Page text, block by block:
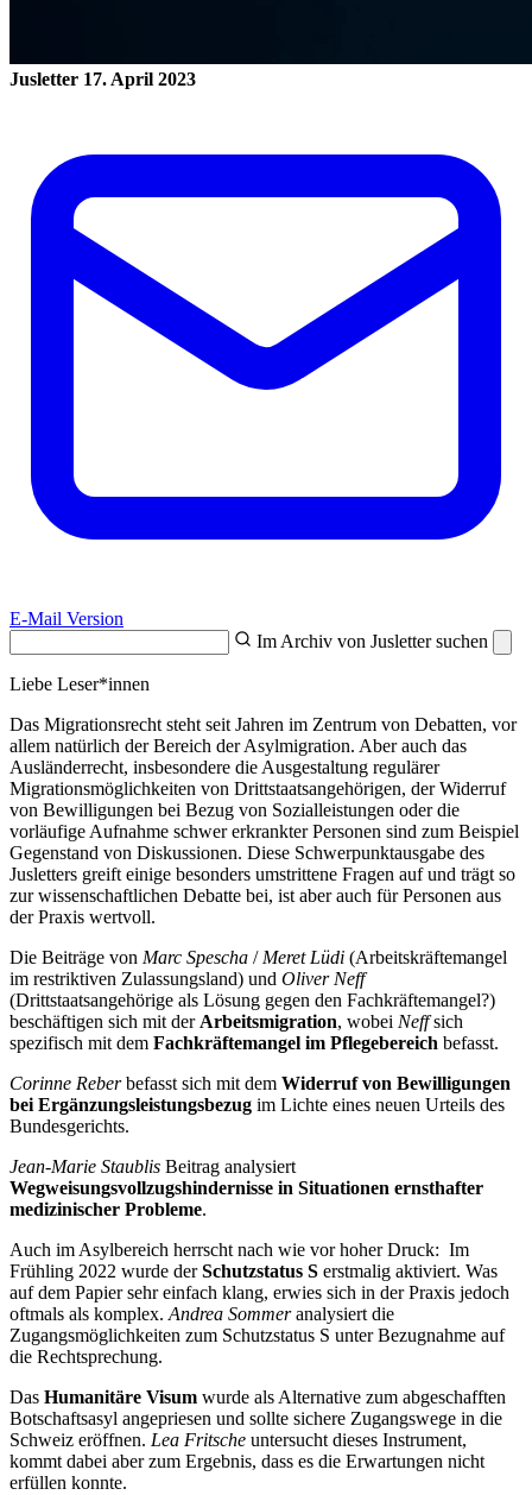
Jusletter 17. April 2023
E-Mail Version
Im Archiv von Jusletter suchen
Liebe Leser*innen
Das Migrationsrecht steht seit Jahren im Zentrum von Debatten, vor
allem natürlich der Bereich der Asylmigration. Aber auch das
Ausländerrecht, insbesondere die Ausgestaltung regulärer
Migrationsmöglichkeiten von Drittstaatsangehörigen, der Widerruf
von Bewilligungen bei Bezug von Sozialleistungen oder die
vorläufige Aufnahme schwer erkrankter Personen sind zum Beispiel
Gegenstand von Diskussionen. Diese Schwerpunktausgabe des
Jusletters greift einige besonders umstrittene Fragen auf und trägt so
zur wissenschaftlichen Debatte bei, ist aber auch für Personen aus
der Praxis wertvoll.
Die Beiträge von Marc Spescha / Meret Lüdi (Arbeitskräftemangel
im restriktiven Zulassungsland) und Oliver Neff
(Drittstaatsangehörige als Lösung gegen den Fachkräftemangel?)
beschäftigen sich mit der Arbeitsmigration, wobei Neffsich
spezifisch mit dem Fachkräftemangel im Pflegebereich befasst.
Corinne Reberbefasst sich mit dem Widerruf von Bewilligungen
bei Ergänzungsleistungsbezug im Lichte eines neuen Urteils des
Bundesgerichts.
Jean-Marie Staublis Beitrag analysiert
Wegweisungsvollzugshindernisse in Situationen ernsthafter
medizinischer Probleme.
Auch im Asylbereich herrscht nach wie vor hoher Druck: Im
Frühling 2022 wurde derSchutzstatus S erstmalig aktiviert. Was
auf dem Papier sehr einfach klang, erwies sich in der Praxis jedoch
oftmals als komplex. Andrea Sommeranalysiert die
Zugangsmöglichkeiten zum Schutzstatus S unter Bezugnahme auf
die Rechtsprechung.
Das Humanitäre Visum wurde als Alternative zum abgeschafften
Botschaftsasyl angepriesen und sollte sichere Zugangswege in die
Schweiz eröffnen. Lea Fritsche untersucht dieses Instrument,
kommt dabei aber zum Ergebnis, dass es die Erwartungen nicht
erfüllen konnte.